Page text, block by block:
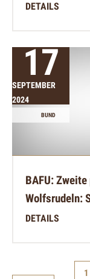
DETAILS
17
SEPTEMBER
2024
BUND
BAFU:
Wolfsrudeln:
DETAILS
1